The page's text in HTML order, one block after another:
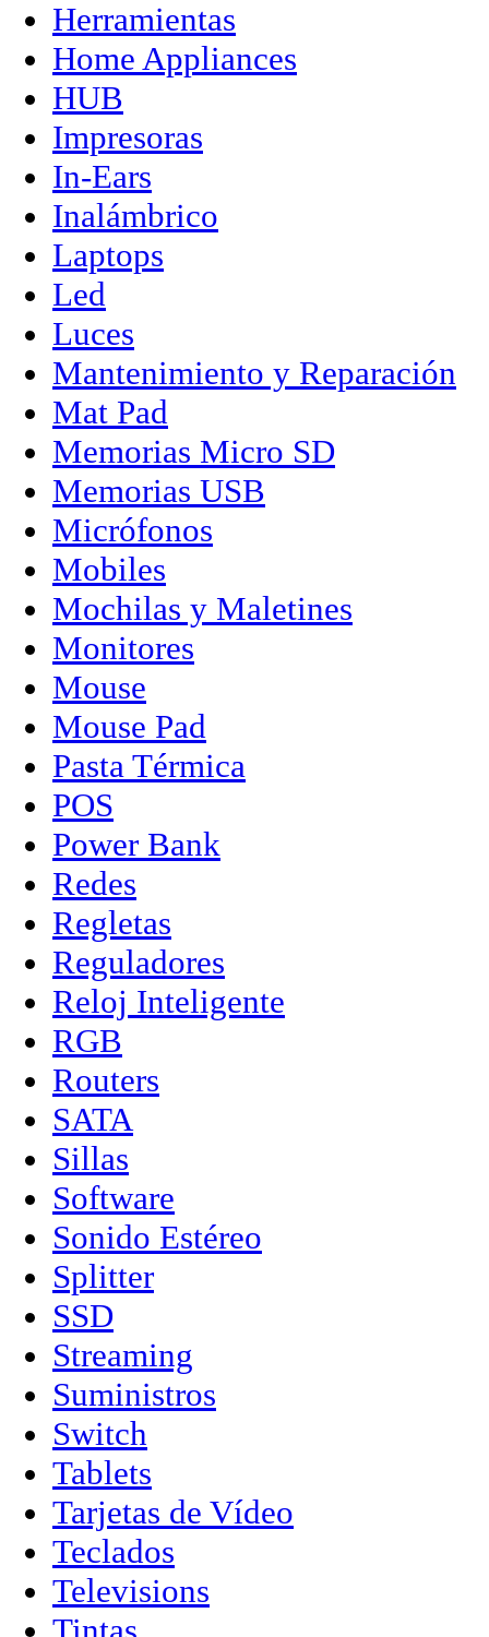
Herramientas
Home Appliances
HUB
Impresoras
In-Ears
Inalámbrico
Laptops
Led
Luces
Mantenimiento y Reparación
Mat Pad
Memorias Micro SD
Memorias USB
Micrófonos
Mobiles
Mochilas y Maletines
Monitores
Mouse
Mouse Pad
Pasta Térmica
POS
Power Bank
Redes
Regletas
Reguladores
Reloj Inteligente
RGB
Routers
SATA
Sillas
Software
Sonido Estéreo
Splitter
SSD
Streaming
Suministros
Switch
Tablets
Tarjetas de Vídeo
Teclados
Televisions